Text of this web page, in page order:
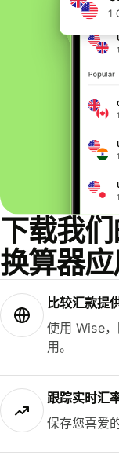
下载我
换算器
比较汇款提
使用 Wise
用。
跟踪实时汇
保存您喜爱